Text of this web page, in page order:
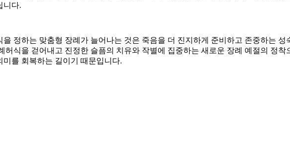
니다.
정하는 맞춤형 장례가 늘어나는 것은 죽음을 더 진지하게 준비하고 존중하는
허식을 걷어내고 진정한 슬픔의 치유와 작별에 집중하는 새로운 장례 예절의 정
를 회복하는 길이기 때문입니다.